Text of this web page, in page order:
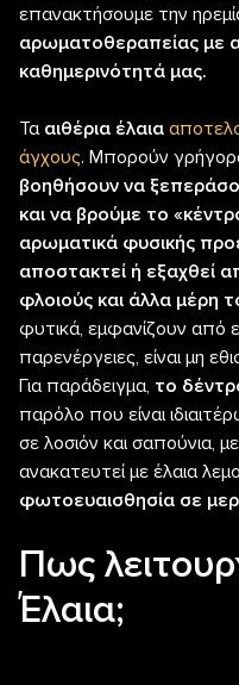
επανακτήσουμε την
αρωματοθεραπείας με
καθημερινότητά μας.
Τα αιθέρια έλαια
άγχους. Μπορούν
βοηθήσουν να
και να βρούμε το
αρωματικά φυσικής
αποστακτεί ή εξαχθεί
φλοιούς και άλλα μέρη
φυτικά, εμφανίζουν από
παρενέργειες, είναι μη
Για παράδειγμα, το
παρόλο που είναι
σε λοσιόν και σαπούνια,
ανακατευτεί με έλαια
φωτοευαισθησία σε
Πως
Έλαια;